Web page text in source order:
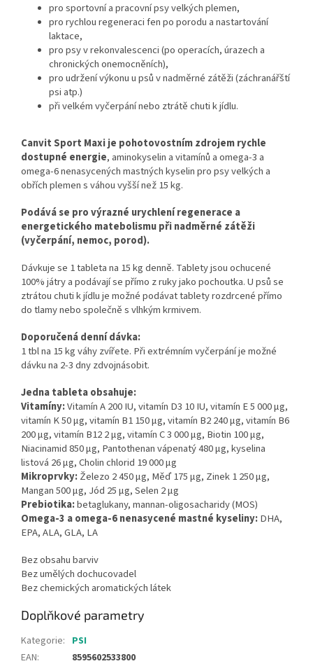
pro sportovní a pracovní psy velkých plemen,
pro rychlou regeneraci fen po porodu a nastartování
laktace,
pro psy v rekonvalescenci (po operacích, úrazech a
chronických onemocněních),
pro udržení výkonu u psů v nadměrné zátěži (záchranářští
psi atp.)
při velkém vyčerpání nebo ztrátě chuti k jídlu.
Canvit Sport Maxi je pohotovostním zdrojem rychle
dostupné energie, aminokyselin a vitamínů a omega-3 a
omega-6 nenasycených mastných kyselin pro psy velkých a
obřích plemen s váhou vyšší než 15 kg.
Podává se pro výrazné urychlení regenerace a
energetického matebolismu při nadměrné zátěži
(vyčerpání, nemoc, porod).
Dávkuje se 1 tableta na 15 kg denně. Tablety jsou ochucené
100% játry a podávají se přímo z ruky jako pochoutka. U psů se
ztrátou chuti k jídlu je možné podávat tablety rozdrcené přímo
do tlamy nebo společně s vlhkým krmivem.
Doporučená denní dávka:
1 tbl na 15 kg váhy zvířete. Při extrémním vyčerpání je možné
dávku na 2-3 dny zdvojnásobit.
Jedna tableta obsahuje:
Vitamíny:Vitamín A 200 IU, vitamín D3 10 IU, vitamín E 5 000 µg,
vitamín K 50 µg, vitamín B1 150 µg, vitamín B2 240 µg, vitamín B6
200 µg, vitamín B12 2 µg, vitamín C 3 000 µg, Biotin 100 µg,
Niacinamid 850 µg, Pantothenan vápenatý 480 µg, kyselina
listová 26 µg, Cholin chlorid 19 000 µg
Mikroprvky:Železo 2 450 µg, Měď 175 µg, Zinek 1 250 µg,
Mangan 500 µg, Jód 25 µg, Selen 2 µg
Prebiotika:betaglukany, mannan-oligosacharidy (MOS)
Omega-3 a omega-6 nenasycené mastné kyseliny:DHA,
EPA, ALA, GLA, LA
Bez obsahu barviv
Bez umělých dochucovadel
Bez chemických aromatických látek
Doplňkové parametry
Kategorie: PSI
EAN: 8595602533800